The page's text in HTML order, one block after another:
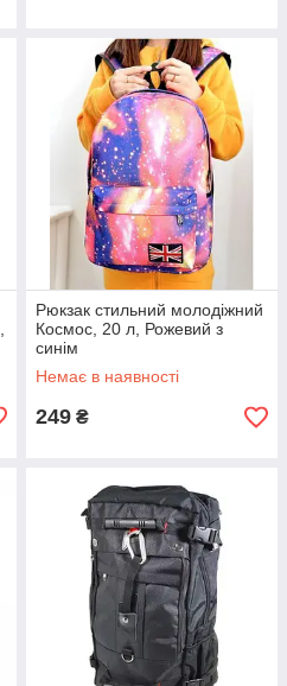
Рюкзак стильний молодіжний
Космос, 20 л, Рожевий з
синім
Немає в наявності
249 ₴